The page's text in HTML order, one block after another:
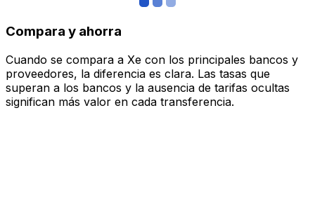
Compara y ahorra
Cuando se compara a Xe con los principales bancos y
proveedores, la diferencia es clara. Las tasas que
superan a los bancos y la ausencia de tarifas ocultas
significan más valor en cada transferencia.